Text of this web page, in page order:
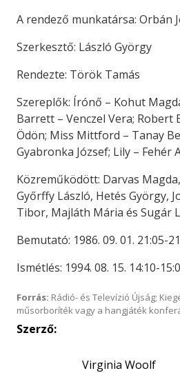
A rendező munkatársa: Orbán
Szerkesztő: László György
Rendezte: Török Tamás
Szereplők: Írónő – Kohut
Barrett – Venczel Vera; Robert
Ödön; Miss Mittford – Tanay
Gyabronka József; Lily – Fehér
Közreműködött: Darvas
Győrffy László, Hetés György,
Tibor, Majláth Mária és Sugár
Bemutató: 1986. 09. 01. 21:05-
Ismétlés: 1994. 08. 15. 14:10-
Forrás: Rádió- és Televízió Újság;
műsorboríték vagy a hangjáték
Szerző:
Virginia Woolf